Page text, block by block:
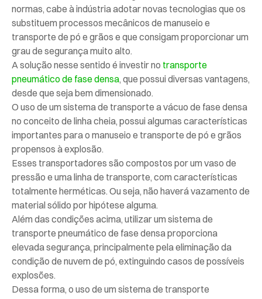
normas, cabe à indústria adotar novas tecnologias que os
substituem processos mecânicos de manuseio e
transporte de pó e grãos e que consigam proporcionar um
grau de segurança muito alto.
A solução nesse sentido é investir no transporte
pneumático de fase densa, que possui diversas vantagens,
desde que seja bem dimensionado.
O uso de um sistema de transporte a vácuo de fase densa
no conceito de linha cheia, possui algumas características
importantes para o manuseio e transporte de pó e grãos
propensos à explosão.
Esses transportadores são compostos por um vaso de
pressão e uma linha de transporte, com características
totalmente herméticas. Ou seja, não haverá vazamento de
material sólido por hipótese alguma.
Além das condições acima, utilizar um sistema de
transporte pneumático de fase densa proporciona
elevada segurança, principalmente pela eliminação da
condição de nuvem de pó, extinguindo casos de possíveis
explosões.
Dessa forma, o uso de um sistema de transporte